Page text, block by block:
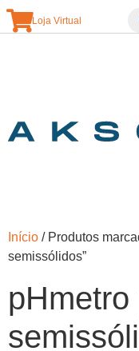
Loja Virtual
Início / Produtos
semissólidos”
pHmetro